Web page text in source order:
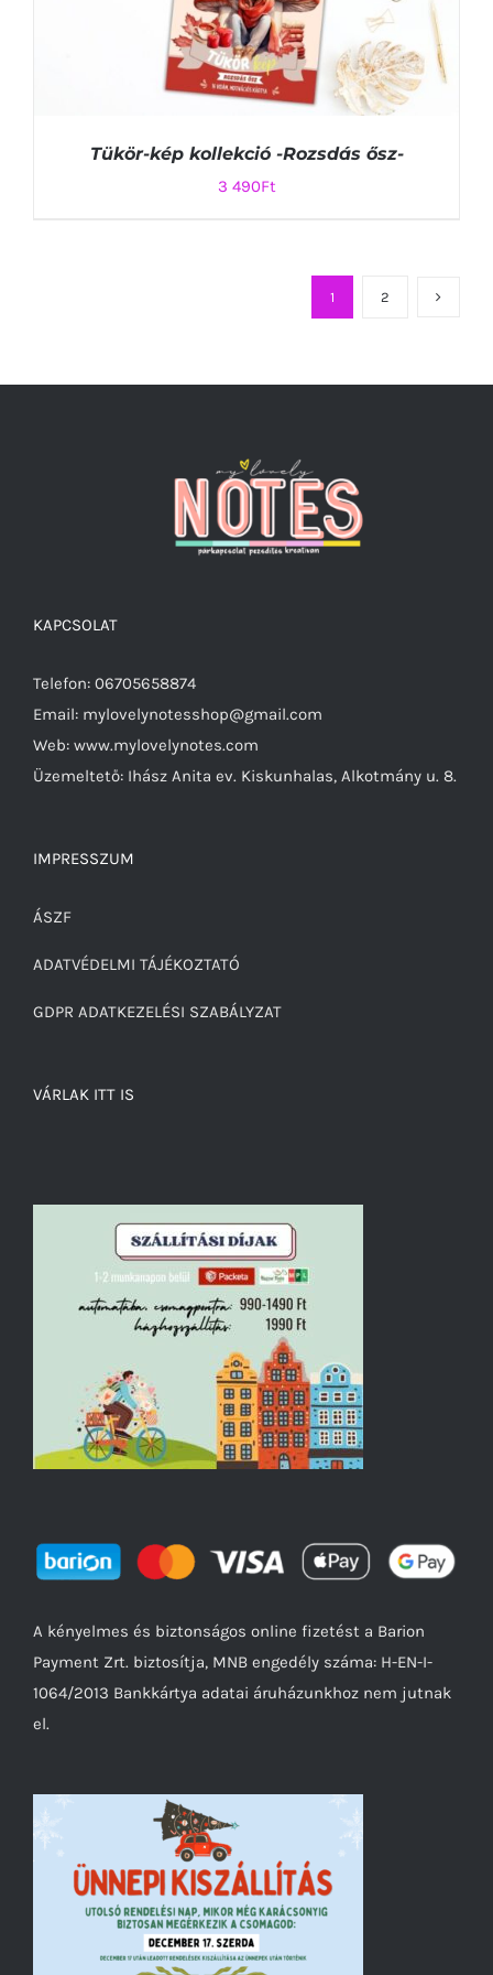
/
Tükör-kép kollekció -Rozsdás ősz-
3 490Ft
1 2
KAPCSOLAT
Telefon: 06705658874
Email: mylovelynotesshop@gmail.com
Web: www.mylovelynotes.com
Üzemeltető: Ihász Anita ev. Kiskunhalas, Alkotmány u. 8.
IMPRESSZUM
ÁSZF
ADATVÉDELMI TÁJÉKOZTATÓ
GDPR ADATKEZELÉSI SZABÁLYZAT
VÁRLAK ITT IS
A kényelmes és biztonságos online fizetést a Barion
Payment Zrt. biztosítja, MNB engedély száma: H-EN-I-
1064/2013 Bankkártya adatai áruházunkhoz nem jutnak
el.